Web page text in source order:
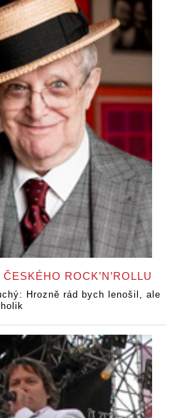
ROCK’N’ROLLU
Hrozně rád bych lenošil, ale